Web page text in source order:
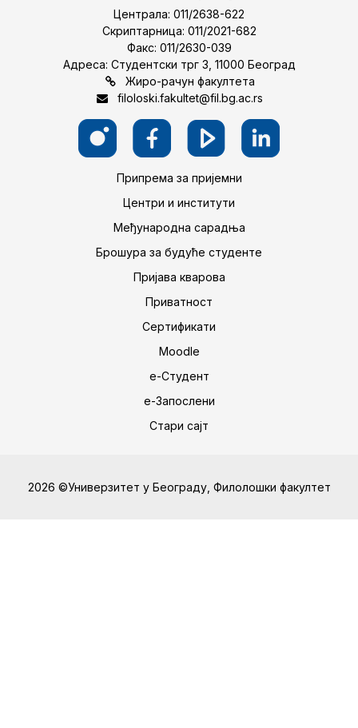
Централа: 011/2638-622
Скриптарница: 011/2021-682
Факс: 011/2630-039
Адреса: Студентски трг 3, 11000 Београд
Жиро-рачун факултета
filoloski.fakultet@fil.bg.ac.rs
Припрема за пријемни
Центри и институти
Међународна сарадња
Брошура за будуће студенте
Пријава кварова
Приватност
Сертификати
Moodle
е-Студент
е-Запослени
Стари сајт
2026 ©Универзитет у Београду, Филолошки факултет